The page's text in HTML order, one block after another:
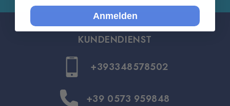
KUNDENDIENST
+393348578502
+39 0573 959848
Anmelden